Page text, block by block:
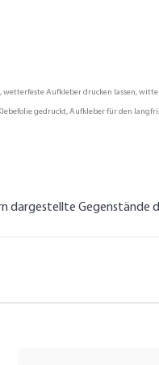
Aufkleber drucken lassen,
gedruckt, Aufkleber für den
dargestellte Gegenstände